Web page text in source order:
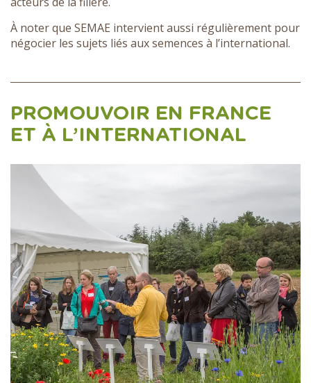
À noter que SEMAE intervient aussi régulièrement pour
négocier les sujets liés aux semences à l’international.
PROMOUVOIR EN FRANCE
ET À L’INTERNATIONAL